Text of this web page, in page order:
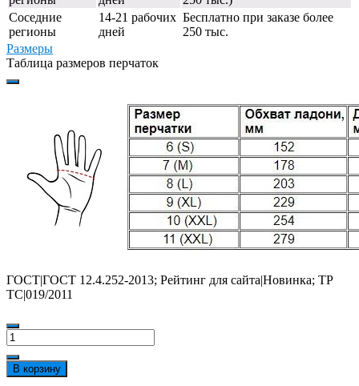
Соседние
регионы
14-21 рабочих
дней
Бесплатно при заказе более
250 тыс.
Размеры
Таблица размеров перчаток
ГОСТ|ГОСТ 12.4.252-2013; Рейтинг для сайта|Новинка; ТР
ТС|019/2011
Количество
товара
Перчатки
Орион
В корзину